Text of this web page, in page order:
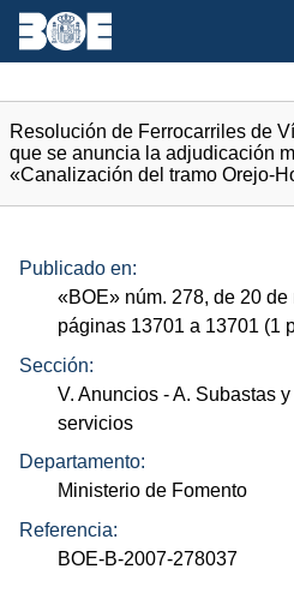
Resolución de Ferrocarriles de
que se anuncia la adjudicación
«Canalización del tramo Orejo-
Publicado en:
«BOE» núm. 278, de 20 de
páginas 13701 a 13701 (1
Sección:
V. Anuncios - A. Subastas
servicios
Departamento:
Ministerio de Fomento
Referencia:
BOE-B-2007-278037